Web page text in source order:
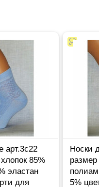
арт.3с22
85%
эластан
для
Носки
размер
5%